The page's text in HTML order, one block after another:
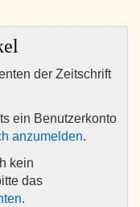
der Zeitschrift
ein Benutzerkonto
anzumelden.
kein
das
.